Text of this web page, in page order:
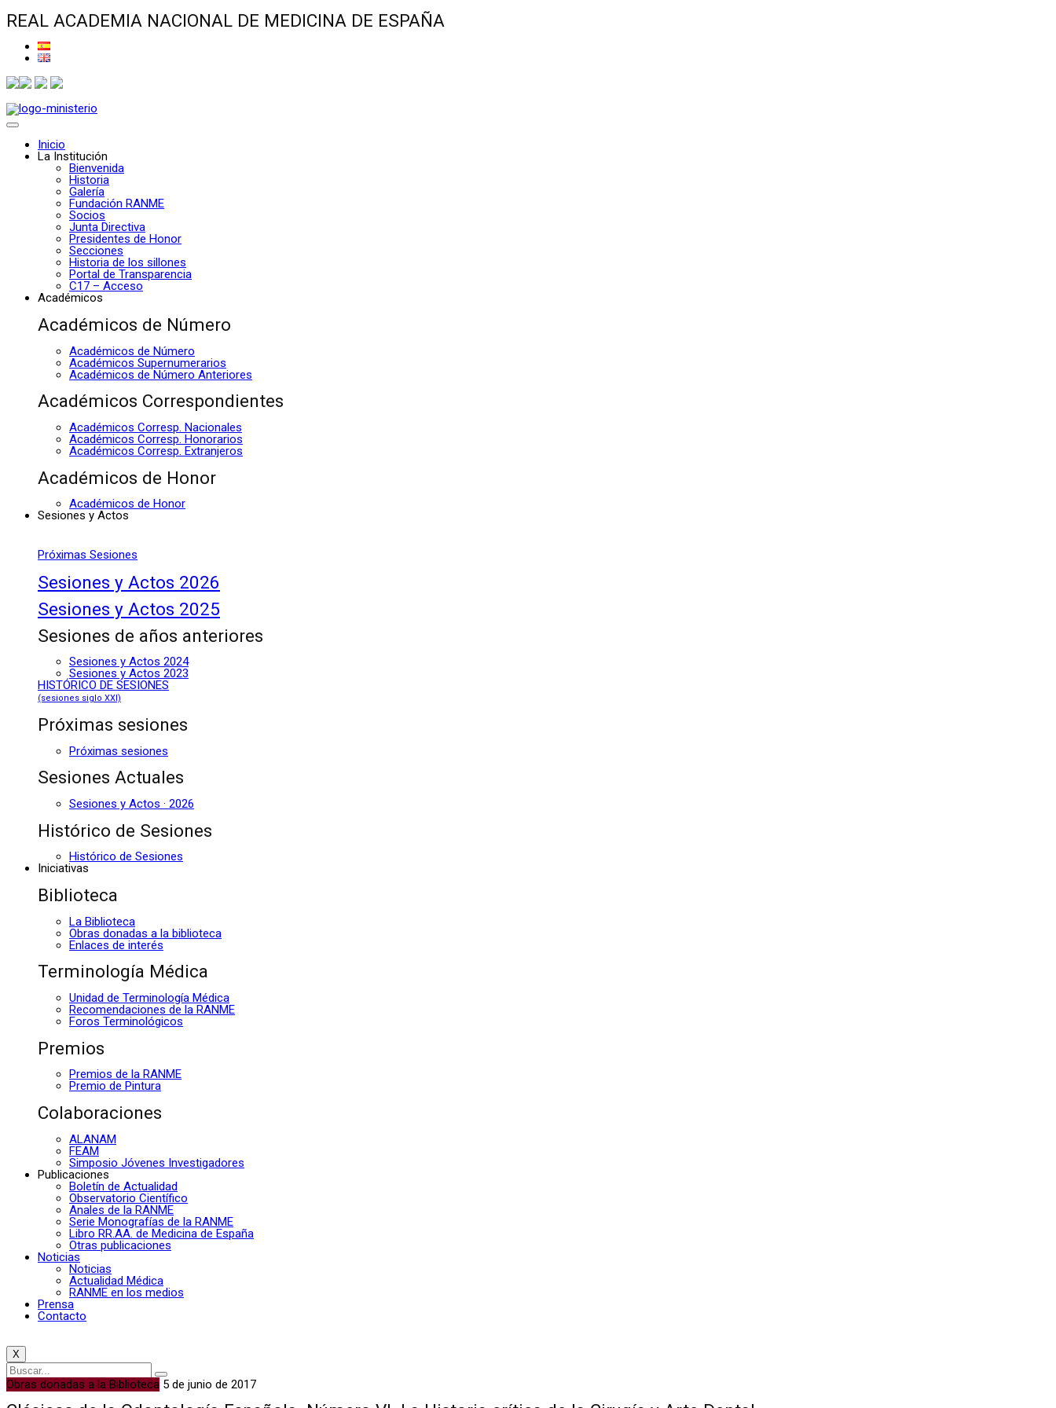
REAL ACADEMIA NACIONAL DE MEDICINA DE ESPAÑA
Inicio
La Institución
Bienvenida
Historia
Galería
Fundación RANME
Socios
Junta Directiva
Presidentes de Honor
Secciones
Historia de los sillones
Portal de Transparencia
C17 – Acceso
Académicos
Académicos de Número
Académicos de Número
Académicos Supernumerarios
Académicos de Número Anteriores
Académicos Correspondientes
Académicos Corresp. Nacionales
Académicos Corresp. Honorarios
Académicos Corresp. Extranjeros
Académicos de Honor
Académicos de Honor
Sesiones y Actos
Próximas Sesiones
Sesiones y Actos 2026
Sesiones y Actos 2025
Sesiones de años anteriores
Sesiones y Actos 2024
Sesiones y Actos 2023
HISTÓRICO DE SESIONES
(sesiones siglo XXI)
Próximas sesiones
Próximas sesiones
Sesiones Actuales
Sesiones y Actos · 2026
Histórico de Sesiones
Histórico de Sesiones
Iniciativas
Biblioteca
La Biblioteca
Obras donadas a la biblioteca
Enlaces de interés
Terminología Médica
Unidad de Terminología Médica
Recomendaciones de la RANME
Foros Terminológicos
Premios
Premios de la RANME
Premio de Pintura
Colaboraciones
ALANAM
FEAM
Simposio Jóvenes Investigadores
Publicaciones
Boletín de Actualidad
Observatorio Científico
Anales de la RANME
Serie Monografías de la RANME
Libro RR.AA. de Medicina de España
Otras publicaciones
Noticias
Noticias
Actualidad Médica
RANME en los medios
Prensa
Contacto
X
Obras donadas a la Biblioteca 5 de junio de 2017